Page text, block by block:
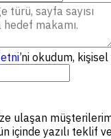
’ni okudum,
ulaşan
içinde yazılı teklif